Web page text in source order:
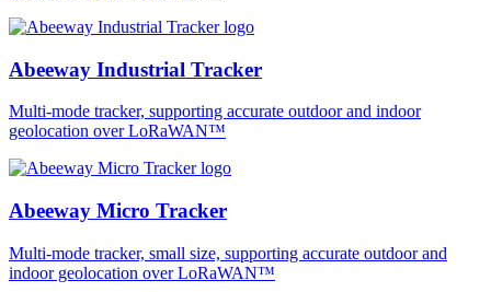
Abeeway Industrial Tracker
Multi-mode tracker, supporting accurate outdoor and indoor
geolocation over LoRaWAN™
Abeeway Micro Tracker
Multi-mode tracker, small size, supporting accurate outdoor and
indoor geolocation over LoRaWAN™